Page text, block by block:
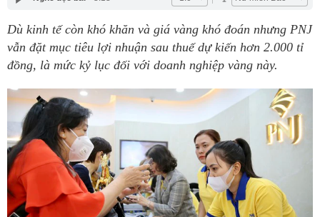
Dù kinh tế còn khó khăn và giá vàng khó đoán nhưng PNJ
vẫn đặt mục tiêu lợi nhuận sau thuế dự kiến hơn 2.000 tỉ
đồng, là mức kỷ lục đối với doanh nghiệp vàng này.